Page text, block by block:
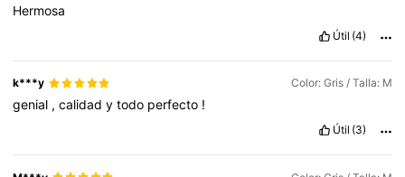
Hermosa
Útil (4)
k***y Color: Gris / Talla: M
genial ,calidadytodo perfecto !
Útil (3)